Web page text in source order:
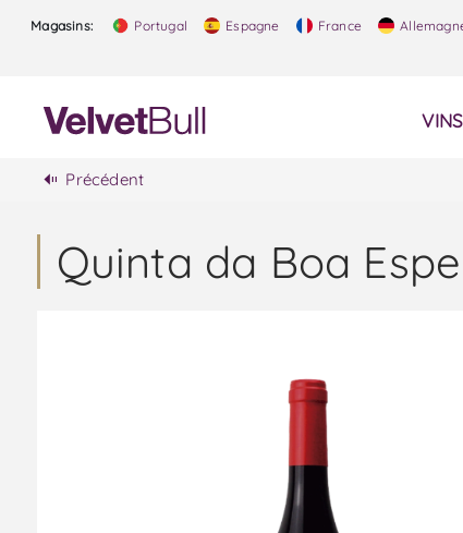
Magasins: Portugal Espagne France
VINS
Précédent
Quinta da Boa